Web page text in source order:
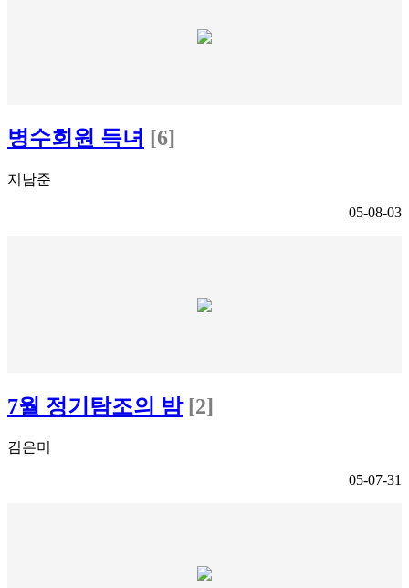
병수회원 득녀 [6]
지남준
05-08-03
7월 정기탐조의 밤 [2]
김은미
05-07-31